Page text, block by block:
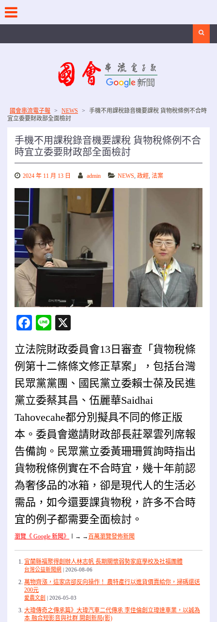
content
國會串流電子報 > NEWS >
手機不用課稅錄音機要課稅 貨物稅條例不合時
宜立委要財政部全面檢討
手機不用課稅錄音機要課稅 貨物稅條例不合
時宜立委要財政部全面檢討
2024 年 11 月 13 日 admin NEWS, 政經, 法案
Facebook
Line
立法院財政委員會13日審查「貨物稅條
例第十二條條文修正草案」，包括台灣
民眾黨黨團、國民黨立委賴士葆及民進
黨立委蔡其昌、伍麗華Saidhai
Tahovecahe都分別擬具不同的修正版
本。委員會邀請財政部長莊翠雲列席報
告備詢。民眾黨立委黃珊珊質詢時指出
貨物稅條例實在不合時宜，幾十年前認
為奢侈品的冰箱，卻是現代人的生活必
需品，如今還要課貨物稅，許多不合時
宜的例子都需要全面檢討。
瀏覽《 Google 新聞》 → →百萬瀏覽發佈新聞
宜蘭縣福聚得創辦人林志帆 長期關懷弱勢家庭學校及社福團體
台灣公益新聞網 2026-08-06
萬物齊漲，這家店卻反向操作！ 農特產行以進貨價賣給你，掃碼還送
200元
愛農文創 2026-05-03
大瑋傳奇之傳承篇》大瑋汽車二代傳承 李佳倫創立瑋達車業，以誠為
本 融合短影音與社群 開創新局(影)